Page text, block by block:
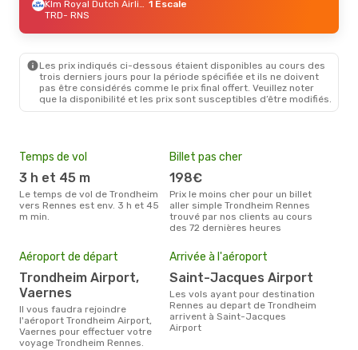
Klm Royal Dutch Airlines 1 Escale
TRD- RNS
2 Escales
Klm Royal Dutch Airlines 1 Escale
TRD- RNS
Les prix indiqués ci-dessous étaient disponibles au cours des
trois derniers jours pour la période spécifiée et ils ne doivent
pas être considérés comme le prix final offert. Veuillez noter
que la disponibilité et les prix sont susceptibles d’être modifiés.
Temps de vol
3 h et 45 m
Le temps de vol de Trondheim
vers Rennes est env. 3 h et 45
m min.
Billet pas cher
198€
Prix le moins cher pour un billet
aller simple Trondheim Rennes
trouvé par nos clients au cours
des 72 dernières heures
Aéroport de départ
Trondheim Airport,
Vaernes
Il vous faudra rejoindre
l'aéroport Trondheim Airport,
Vaernes pour effectuer votre
voyage Trondheim Rennes.
Arrivée à l'aéroport
Saint-Jacques Airport
Les vols ayant pour destination
Rennes au depart de Trondheim
arrivent à Saint-Jacques
Airport